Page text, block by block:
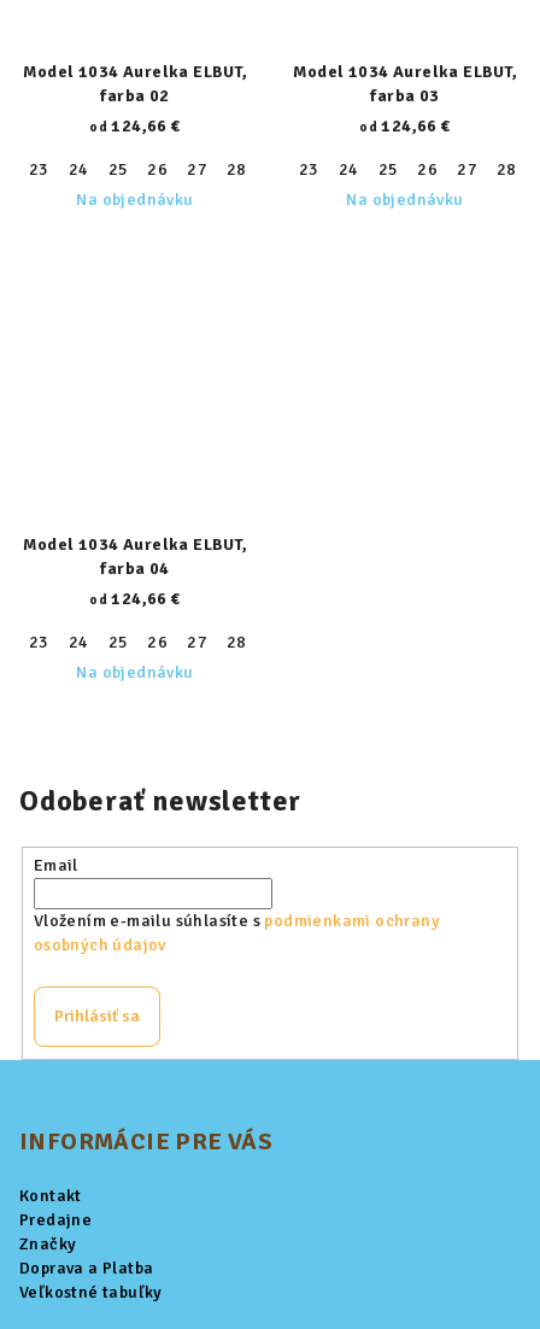
Model 1034 Aurelka ELBUT,
farba 02
od 124,66 €
23 24 25 26 27 28 30 31 32 33 34
35
Na objednávku
Model 1034 Aurelka ELBUT,
farba 03
od 124,66 €
23 24 25 26 27 28
Na objednávku
Model 1034 Aurelka ELBUT,
farba 04
od 124,66 €
23 24 25 26 27 28
Na objednávku
Odoberať newsletter
Email
Vložením e-mailu súhlasíte s podmienkami ochrany
osobných údajov
Prihlásiť sa
INFORMÁCIE PRE VÁS
Kontakt
Predajne
Značky
Doprava a Platba
Veľkostné tabuľky